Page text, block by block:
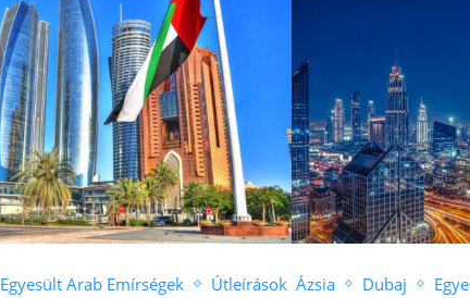
Egyesült Arab Emírségek Útleírások Ázsia Dubaj